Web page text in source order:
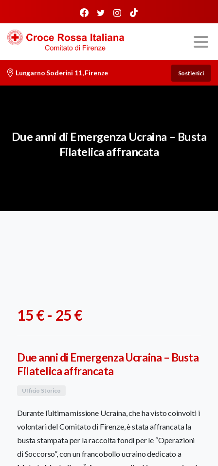
Lungarno Soderini 11, Firenze Sostienici
Due anni di Emergenza Ucraina – Busta
Filatelica affrancata
15€- 25€Fascia
di
prezzo:
da
25 €
Due anni di Emergenza Ucraina – Busta
Filatelica affrancata
Ufficio Storico
Durante l’ultima missione Ucraina, che ha visto coinvolti i
volontari del Comitato di Firenze, è stata affrancata la
busta stampata per la raccolta fondi per le “Operazioni
di Soccorso”, con un francobollo ucraino dedicato a